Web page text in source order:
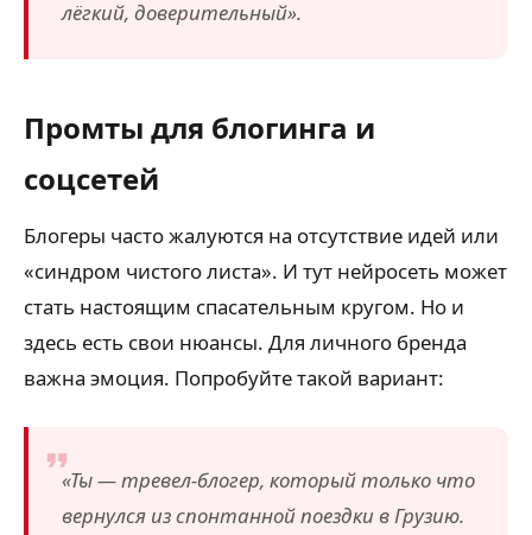
лёгкий, доверительный».
Промты для блогинга и
соцсетей
Блогеры часто жалуются на отсутствие идей или
«синдром чистого листа». И тут нейросеть может
стать настоящим спасательным кругом. Но и
здесь есть свои нюансы. Для личного бренда
важна эмоция. Попробуйте такой вариант:
«Ты — тревел-блогер, который только что
вернулся из спонтанной поездки в Грузию.